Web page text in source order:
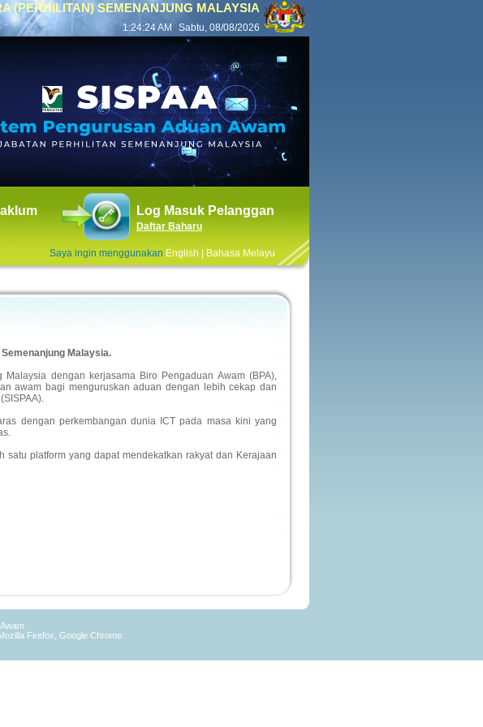
(PERHILITAN) SEMENANJUNG MALAYSIA
1:24:24 AM Sabtu, 08/08/2026
Log Masuk Pelanggan
Daftar Baharu
Saya ingin menggunakan English Bahasa Melayu
Malaysia.
dengan kerjasama Biro Pengaduan Awam (BPA),
awam bagi menguruskan aduan dengan lebih cekap dan
dengan perkembangan dunia ICT pada masa kini yang
platform yang dapat mendekatkan rakyat dan Kerajaan
Firefox, Google Chrome.